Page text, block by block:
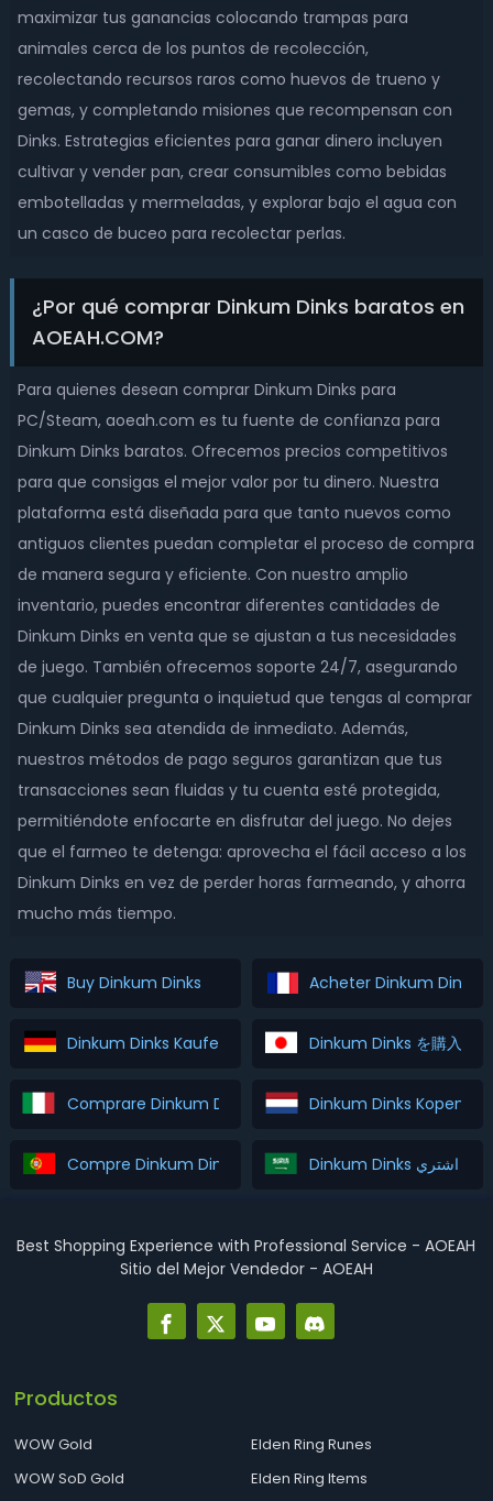
maximizar tus ganancias colocando trampas para
animales cerca de los puntos de recolección,
recolectando recursos raros como huevos de trueno y
gemas, y completando misiones que recompensan con
Dinks. Estrategias eficientes para ganar dinero incluyen
cultivar y vender pan, crear consumibles como bebidas
embotelladas y mermeladas, y explorar bajo el agua con
un casco de buceo para recolectar perlas.
¿Por qué comprar Dinkum Dinks baratos en
AOEAH.COM?
Para quienes desean comprar Dinkum Dinks para
PC/Steam, aoeah.com es tu fuente de confianza para
Dinkum Dinks baratos. Ofrecemos precios competitivos
para que consigas el mejor valor por tu dinero. Nuestra
plataforma está diseñada para que tanto nuevos como
antiguos clientes puedan completar el proceso de compra
de manera segura y eficiente. Con nuestro amplio
inventario, puedes encontrar diferentes cantidades de
Dinkum Dinks en venta que se ajustan a tus necesidades
de juego. También ofrecemos soporte 24/7, asegurando
que cualquier pregunta o inquietud que tengas al comprar
Dinkum Dinks sea atendida de inmediato. Además,
nuestros métodos de pago seguros garantizan que tus
transacciones sean fluidas y tu cuenta esté protegida,
permitiéndote enfocarte en disfrutar del juego. No dejes
que el farmeo te detenga: aprovecha el fácil acceso a los
Dinkum Dinks en vez de perder horas farmeando, y ahorra
mucho más tiempo.
Buy Dinkum Dinks Acheter Dinkum Dinks
Dinkum Dinks Kaufen Dinkum Dinks を購入
Comprare Dinkum Dinks Dinkum Dinks Kopen
Compre Dinkum Dinks Dinkum Dinks اشتري
Best Shopping Experience with Professional Service - AOEAH
Sitio del Mejor Vendedor - AOEAH
Productos
WOW Gold
WOW SoD Gold
Elden Ring Runes
Elden Ring Items